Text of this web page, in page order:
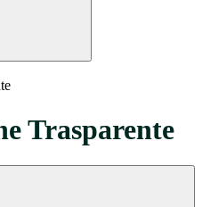
Trasparente